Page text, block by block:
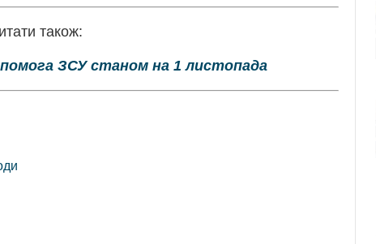
також:
ЗСУ станом на 1 листопада